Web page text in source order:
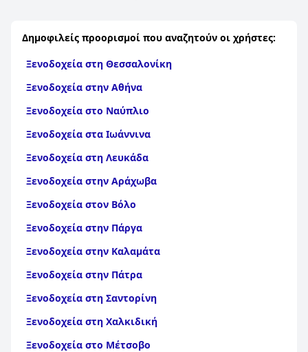
σε Mathugama | Τα καλύτερα ξενοδοχεία σε Ingiriya
καλύτερα ξενοδοχεία σε Walallawita
Dodangoda
Δημοφιλείς προορισμοί που αναζητούν οι χρήστες:
Ξενοδοχεία στη Θεσσαλονίκη
Ξενοδοχεία στην Αθήνα
Ξενοδοχεία στο Ναύπλιο
Ξενοδοχεία στα Ιωάννινα
Ξενοδοχεία στη Λευκάδα
Ξενοδοχεία στην Αράχωβα
Ξενοδοχεία στον Βόλο
Ξενοδοχεία στην Πάργα
Ξενοδοχεία στην Καλαμάτα
Ξενοδοχεία στην Πάτρα
Ξενοδοχεία στη Σαντορίνη
Ξενοδοχεία στη Χαλκιδική
Ξενοδοχεία στο Μέτσοβο